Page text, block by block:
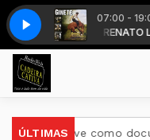
07:00 -
DALMIR RENATO LEDUR
pampeiro Erlon
ÚLTIMAS
como documento